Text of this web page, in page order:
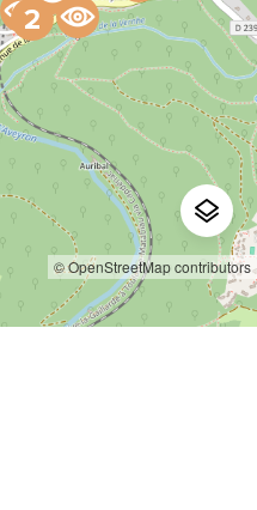
© OpenStreetMap contributors